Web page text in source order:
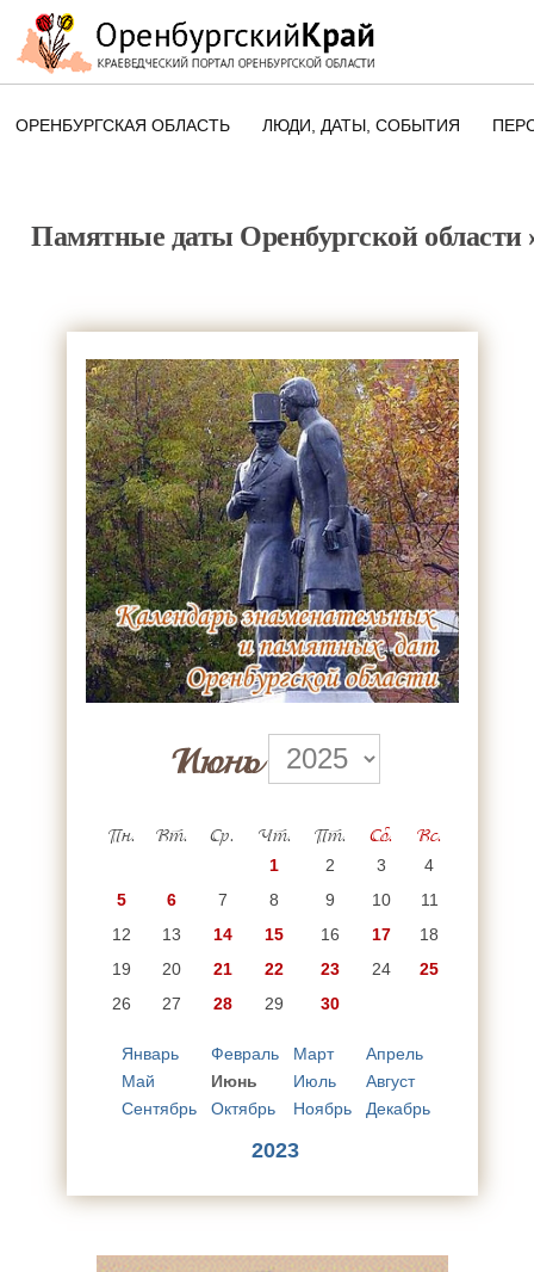
ОРЕНБУРГСКАЯ ОБЛАСТЬ ЛЮДИ, ДАТЫ, CОБЫТИЯ
ПАМЯТНЫЕ ДАТЫ
Памятные даты Оренбургской области
Июнь
Пн. Вт. Ср. Чт. Пт. Сб. Вс.
1 2 3
4
5
6 7 8 9 10
11
12
13 14 15 16 17
18
19
20 21 22 23 24
25
26
27 28 29 30
Январь Февраль Март
Апрель
Май
Июнь Июль
Август
Сентябрь
Октябрь Ноябрь Декабрь
2023